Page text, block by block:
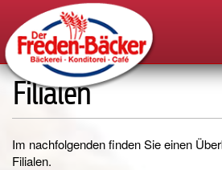
Filialen
Im nachfolgenden finden Sie einen
Filialen.